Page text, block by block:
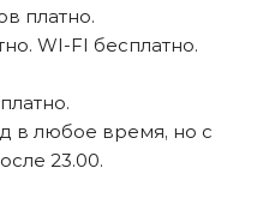
платно.
WI-FI бесплатно.
в любое время, но с
23.00.